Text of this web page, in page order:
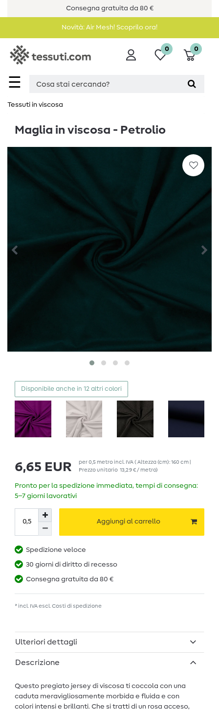
Consegna gratuita da 80 €
Novità: Air Mesh! Scoprilo ora!
☰
0 0
Tessuti in viscosa
Maglia in viscosa - Petrolio
Disponibile anche in 12 altri colori
6,65 EUR per0,5 metroincl. IVA( Altezza (cm): 160 cm |
Prezzo unitario 13,29 € / metro)
Pronto per la spedizione immediata, tempi di consegna:
5–7 giorni lavorativi
Aggiungi al carrello
Spedizione veloce
30 giorni di diritto di recesso
Consegna gratuita da 80 €
* incl. IVA escl. Costi di spedizione
Ulteriori dettagli
Descrizione
Questo pregiato jersey di viscosa ti coccola con una
caduta meravigliosamente morbida e fluida e con
colori intensi e brillanti. Che si tratti di un rosa acceso,